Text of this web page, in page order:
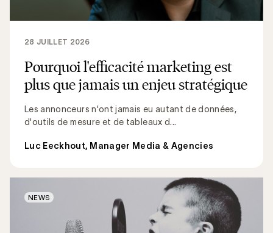
Pourquoi l'efficacité marketing est
plus que jamais un enjeu stratégique
Les annonceurs n'ont jamais eu autant de données,
d'outils de mesure et de tableaux d...
28 JUILLET 2026
Luc Eeckhout, Manager Media & Agencies
NEWS